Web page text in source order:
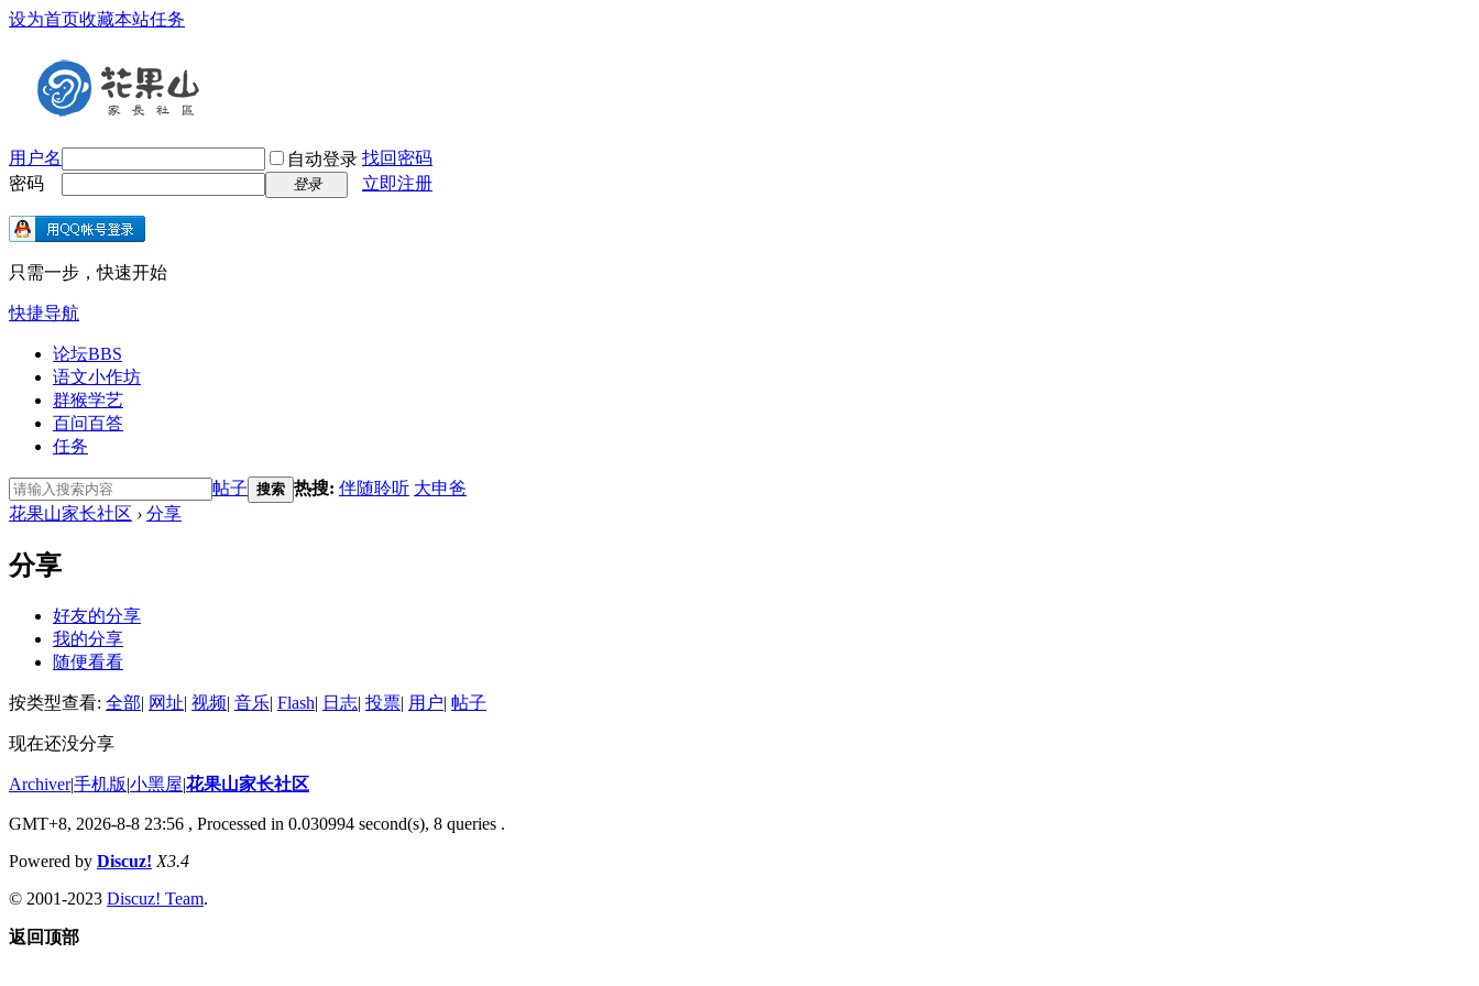
设为首页收藏本站任务
用户名 自动登录 找回密码
密码
登录 立即注册
只需一步，快速开始
快捷导航
论坛BBS
语文小作坊
群猴学艺
百问百答
任务
帖子 搜索 热搜: 伴随聆听 大申爸
花果山家长社区 › 分享
分享
好友的分享
我的分享
随便看看
按类型查看: 全部| 网址| 视频| 音乐| Flash| 日志| 投票| 用户| 帖子
现在还没分享
Archiver|手机版|小黑屋|花果山家长社区
GMT+8, 2026-8-8 23:56 , Processed in 0.030994 second(s), 8 queries .
Powered by Discuz! X3.4
© 2001-2023 Discuz! Team.
返回顶部